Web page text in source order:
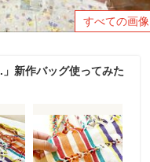
すべての画像
新作バッグ使ってみた